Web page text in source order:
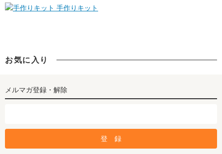
手作りキット
お気に入り
メルマガ登録・解除